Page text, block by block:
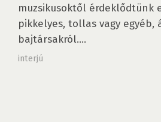
muzsikusoktől érdeklődtünk
pikkelyes, tollas vagy egyéb,
bajtársakról....
interjú